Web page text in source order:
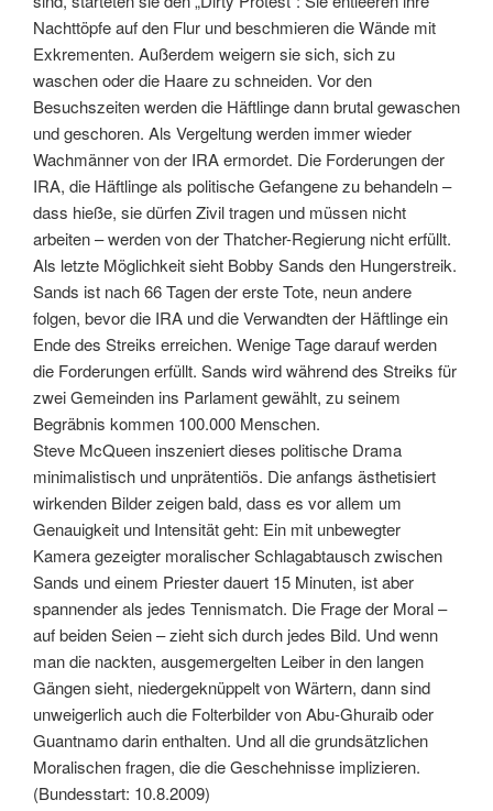
Nachttöpfe auf den Flur und beschmieren die Wände mit
Exkrementen. Außerdem weigern sie sich, sich zu
waschen oder die Haare zu schneiden. Vor den
Besuchszeiten werden die Häftlinge dann brutal gewaschen
und geschoren. Als Vergeltung werden immer wieder
Wachmänner von der IRA ermordet. Die Forderungen der
IRA, die Häftlinge als politische Gefangene zu behandeln –
dass hieße, sie dürfen Zivil tragen und müssen nicht
arbeiten – werden von der Thatcher-Regierung nicht erfüllt.
Als letzte Möglichkeit sieht Bobby Sands den Hungerstreik.
Sands ist nach 66 Tagen der erste Tote, neun andere
folgen, bevor die IRA und die Verwandten der Häftlinge ein
Ende des Streiks erreichen. Wenige Tage darauf werden
die Forderungen erfüllt. Sands wird während des Streiks für
zwei Gemeinden ins Parlament gewählt, zu seinem
Begräbnis kommen 100.000 Menschen.
Steve McQueen inszeniert dieses politische Drama
minimalistisch und unprätentiös. Die anfangs ästhetisiert
wirkenden Bilder zeigen bald, dass es vor allem um
Genauigkeit und Intensität geht: Ein mit unbewegter
Kamera gezeigter moralischer Schlagabtausch zwischen
Sands und einem Priester dauert 15 Minuten, ist aber
spannender als jedes Tennismatch. Die Frage der Moral –
auf beiden Seien – zieht sich durch jedes Bild. Und wenn
man die nackten, ausgemergelten Leiber in den langen
Gängen sieht, niedergeknüppelt von Wärtern, dann sind
unweigerlich auch die Folterbilder von Abu-Ghuraib oder
Guantnamo darin enthalten. Und all die grundsätzlichen
Moralischen fragen, die die Geschehnisse implizieren.
(Bundesstart: 10.8.2009)